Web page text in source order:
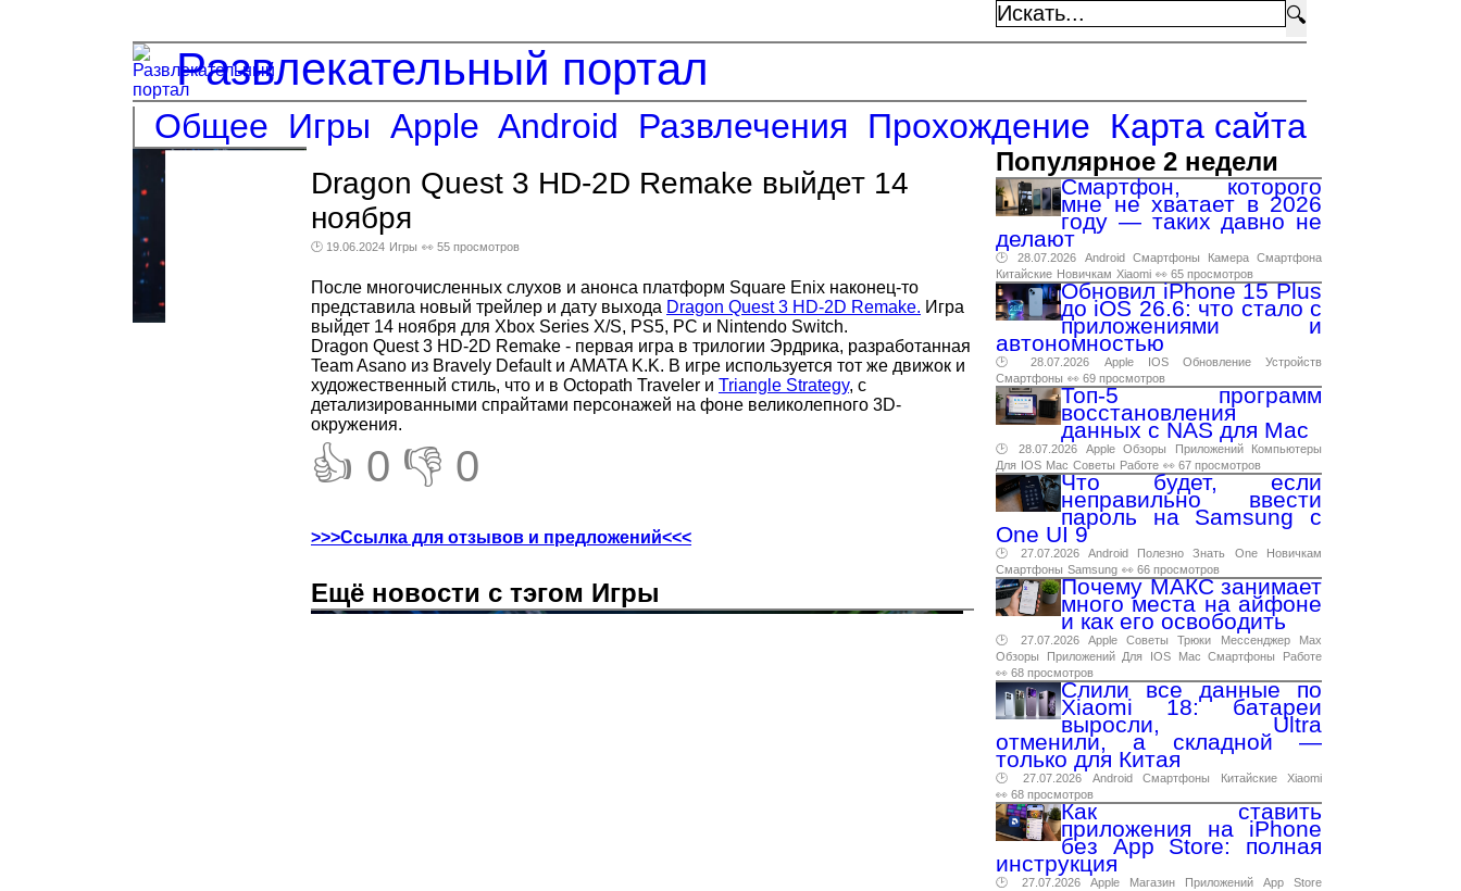
🔍
Развлекательный портал
Общее Игры Apple Android Развлечения Прохождение Карта сайта
Dragon Quest 3 HD-2D Remake выйдет 14
ноября
🕑 19.06.2024 Игры 👀 55 просмотров
После многочисленных слухов и анонса платформ Square Enix наконец-то
представила новый трейлер и дату выхода Dragon Quest 3 HD-2D Remake. Игра
выйдет 14 ноября для Xbox Series X/S, PS5, PC и Nintendo Switch.
Dragon Quest 3 HD-2D Remake - первая игра в трилогии Эрдрика, разработанная
Team Asano из Bravely Default и AMATA K.K. В игре используется тот же движок и
художественный стиль, что и в Octopath Traveler и Triangle Strategy, с
детализированными спрайтами персонажей на фоне великолепного 3D-
окружения.
👍 0 👎 0
>>>Ссылка для отзывов и предложений<<<
Ещё новости с тэгом Игры
Популярное 2 недели
Смартфон, которого
мне не хватает в 2026
году — таких давно не
делают
🕑 28.07.2026 Android Смартфоны Камера Смартфона
Китайские Новичкам Xiaomi 👀 65 просмотров
Обновил iPhone 15 Plus
до iOS 26.6: что стало с
приложениями и
автономностью
🕑 28.07.2026 Apple IOS Обновление
Устройств
Смартфоны 👀 69 просмотров
Топ-5 программ
восстановления
данных с NAS для Mac
🕑 28.07.2026 Apple Обзоры Приложений
Компьютеры
Для IOS Mac Советы Работе 👀 67 просмотров
Что будет, если
неправильно ввести
пароль на Samsung с
One UI 9
🕑 27.07.2026 Android Полезно Знать One
Новичкам
Смартфоны Samsung 👀 66 просмотров
Почему МАКС занимает
много места на айфоне
и как его освободить
🕑 27.07.2026 Apple Советы Трюки Мессенджер
Max
Обзоры
Приложений Для IOS Mac Смартфоны
Работе
👀 68 просмотров
Слили все данные по
Xiaomi 18: батареи
выросли, Ultra
отменили, а складной —
только для Китая
🕑 27.07.2026 Android Смартфоны Китайские
Xiaomi
👀 68 просмотров
Как ставить
приложения на iPhone
без App Store: полная
инструкция
🕑 27.07.2026 Apple Магазин Приложений App
Store